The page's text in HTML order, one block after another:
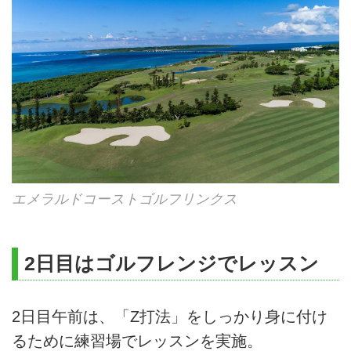
エメラルドコーストゴルフリンクス
2日目はゴルフレンジでレッスン
2日目午前は、「Z打法」をしっかり身に付け
るために練習場でレッスンを実施。